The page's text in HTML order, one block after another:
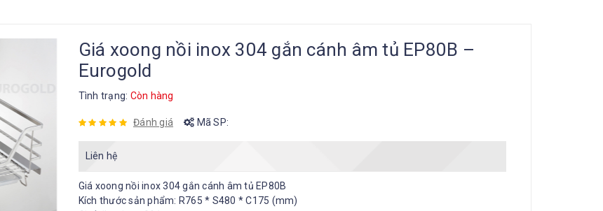
Giá xoong nồi inox 304 gắn cánh âm tủ EP80B –
Eurogold
Tình trạng: Còn hàng
Đánh giá Mã SP:
Liên hệ
Giá xoong nồi inox 304 gắn cánh âm tủ EP80B
Kích thước sản phẩm: R765 * S480 * C175 (mm)